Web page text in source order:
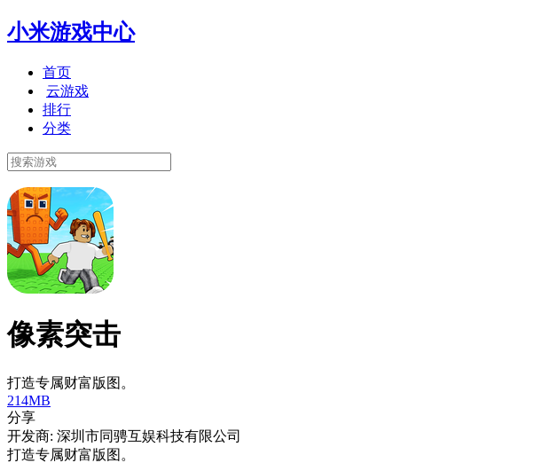
小米游戏中心
首页
云游戏
排行
分类
像素突击
打造专属财富版图。
214MB
分享
开发商: 深圳市同骋互娱科技有限公司
打造专属财富版图。